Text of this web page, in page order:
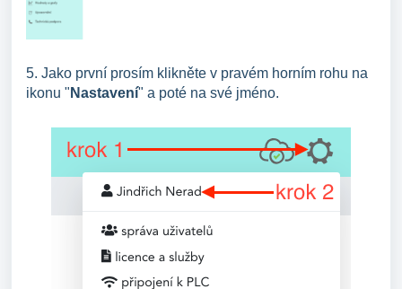
5. Jako první prosím klikněte v pravém horním rohu na
ikonu " Nastavení" a poté na své jméno.